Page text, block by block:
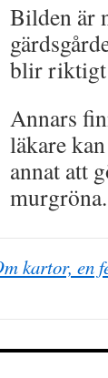
Bilden är
blir riktigt
Annars
läkare
annat att
kartor, en